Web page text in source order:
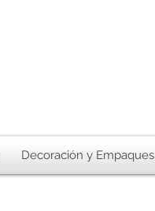
Decoración y Empaques